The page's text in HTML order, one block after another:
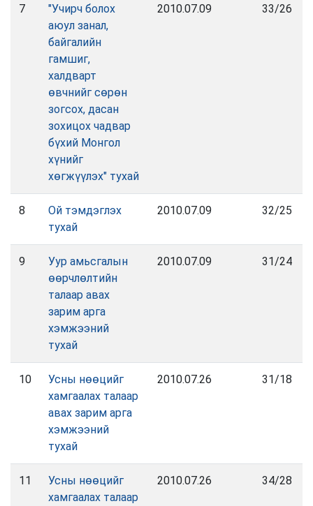
7
"Учирч болох
аюул занал,
байгалийн
гамшиг,
халдварт
өвчнийг сөрөн
зогсох, дасан
зохицох чадвар
бүхий Монгол
хүнийг
хөгжүүлэх" тухай
2010.07.09 33/26
8
Ой тэмдэглэх
тухай
2010.07.09 32/25
9
Уур амьсгалын
өөрчлөлтийн
талаар авах
зарим арга
хэмжээний
тухай
2010.07.09 31/24
10
Усны нөөцийг
хамгаалах талаар
авах зарим арга
хэмжээний
тухай
2010.07.26 31/18
11
Усны нөөцийг
хамгаалах талаар
2010.07.26 34/28